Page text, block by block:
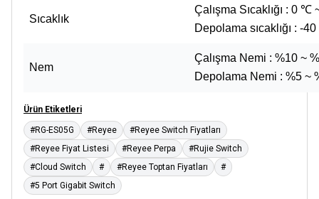
Sıcaklık
Çalışma Sıcaklığı : 0
Depolama sıcaklığı : -
Nem
Çalışma Nemi : %10 ~
Depolama Nemi : %5 ~
Ürün Etiketleri
#RG-ES05G #Reyee
#Reyee Switch Fiyatları
#Reyee Fiyat Listesi
#Reyee Perpa
#Rujie Switch
#Cloud Switch
# #Reyee Toptan Fiyatları
#
#5 Port Gigabit Switch